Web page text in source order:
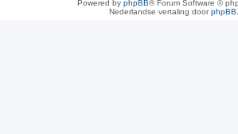
Powered by phpBB® Forum Software ©
Nederlandse vertaling door